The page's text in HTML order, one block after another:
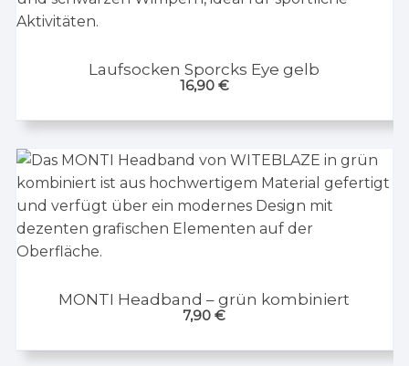
Laufsocken Sporcks Eye gelb
16,90 €
MONTI Headband – grün kombiniert
7,90€